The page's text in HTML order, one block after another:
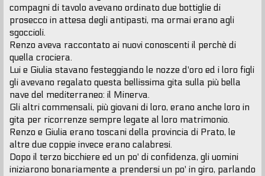
compagni di tavolo avevano ordinato due bottiglie di
prosecco in attesa degli antipasti, ma ormai erano agli
sgoccioli.
Renzo aveva raccontato ai nuovi conoscenti il perchè di
quella crociera.
Lui e Giulia stavano festeggiando le nozze d'oro ed i loro figli
gli avevano regalato questa bellissima gita sulla più bella
nave del mediterraneo: il Minerva.
Gli altri commensali, più giovani di loro, erano anche loro in
gita per ricorrenze sempre legate al loro matrimonio.
Renzo e Giulia erano toscani della provincia di Prato, le
altre due coppie invece erano calabresi.
Dopo il terzo bicchiere ed un po' di confidenza, gli uomini
iniziarono bonariamente a prendersi un po' in giro, parlando